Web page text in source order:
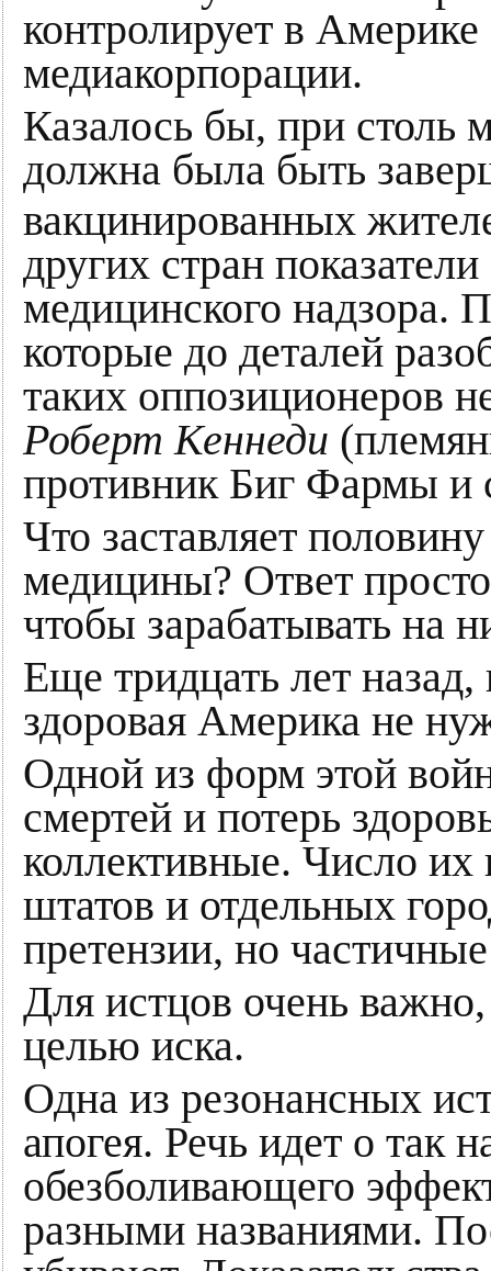
контролирует в
медиакорпорации.
Казалось бы, при
должна была быть
вакцинированных
других стран
медицинского надзора.
которые до деталей
таких оппозиционеров
Роберт Кеннеди
противник Биг Фармы и
Что заставляет
медицины? Ответ
чтобы зарабатывать на
Еще тридцать лет
здоровая Америка не
Одной из форм этой
смертей и потерь
коллективные. Число их
штатов и отдельных
претензии, но
Для истцов очень
целью иска.
Одна из резонансных
апогея. Речь идет о так
обезболивающего
разными названиями.